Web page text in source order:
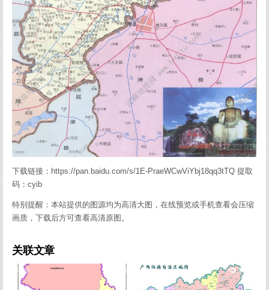
下载链接：https://pan.baidu.com/s/1E-PraeWCwViYbj18qq3tTQ 提取
码：cyib
特别提醒：本站提供的图源均为高清大图，在线预览或手机查看会压缩
画质，下载后方可查看高清原图。
关联文章
0 2045 0 1688